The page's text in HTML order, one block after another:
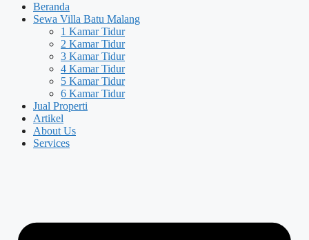
Beranda
Sewa Villa Batu Malang
1 Kamar Tidur
2 Kamar Tidur
3 Kamar Tidur
4 Kamar Tidur
5 Kamar Tidur
6 Kamar Tidur
Jual Properti
Artikel
About Us
Services